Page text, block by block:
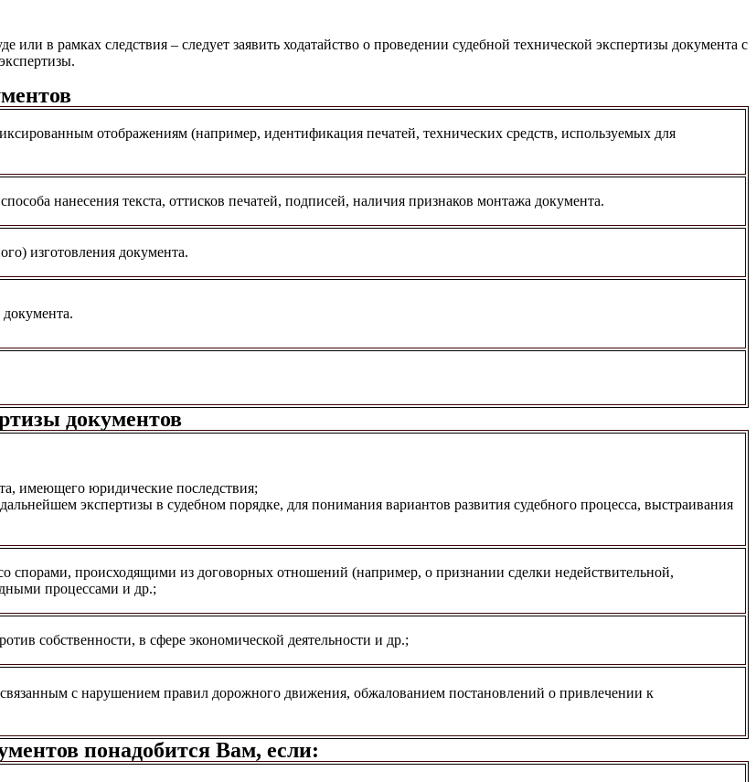
в рамках следствия – следует заявить ходатайство о проведении судебной технической экспертизы документа с
отображениям (например, идентификация печатей, технических средств, используемых для
нанесения текста, оттисков печатей, подписей, наличия признаков монтажа документа.
изготовления документа.
документов
имеющего юридические последствия;
экспертизы в судебном порядке, для понимания вариантов развития судебного процесса, выстраивания
спорами, происходящими из договорных отношений (например, о признании сделки недействительной,
процессами и др.;
собственности, в сфере экономической деятельности и др.;
с нарушением правил дорожного движения, обжалованием постановлений о привлечении к
понадобится Вам, если: